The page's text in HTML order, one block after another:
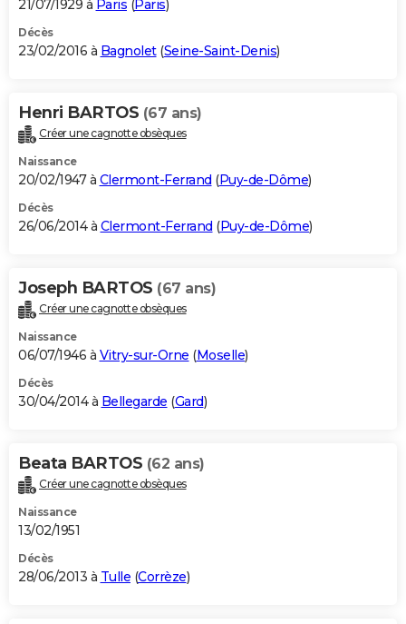
21/07/1929 à Paris (Paris)
Décès
23/02/2016 à Bagnolet(Seine-Saint-Denis)
Henri BARTOS (67 ans)
Créer une cagnotte obsèques
Naissance
20/02/1947 à Clermont-Ferrand (Puy-de-Dôme)
Décès
26/06/2014 à Clermont-Ferrand (Puy-de-Dôme)
Joseph BARTOS (67 ans)
Créer une cagnotte obsèques
Naissance
06/07/1946 à Vitry-sur-Orne (Moselle)
Décès
30/04/2014 à Bellegarde (Gard)
Beata BARTOS (62 ans)
Créer une cagnotte obsèques
Naissance
13/02/1951
Décès
28/06/2013 à Tulle (Corrèze)